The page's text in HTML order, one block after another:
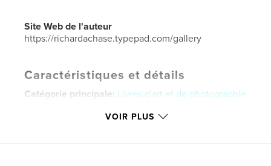
Site Web de l'auteur
https://richardachase.typepad.com/gallery
Caractéristiques et détails
Catégorie principale: Livres d'art et de photographie
Catégories supplémentaires Sexualité et érotisme
VOIR PLUS